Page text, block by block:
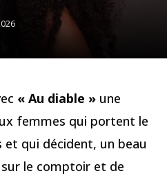
« Au diable » une
femmes qui portent le
et qui décident, un beau
le comptoir et de